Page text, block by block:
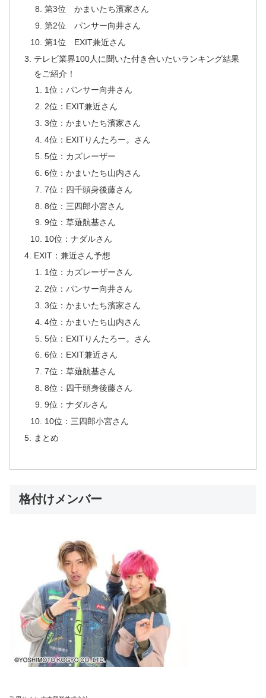
第3位 かまいたち濱家さん
第2位 パンサー向井さん
第1位 EXIT兼近さん
テレビ業界100人に聞いた付き合いたいランキング結果
をご紹介！
1位：パンサー向井さん
2位：EXIT兼近さん
3位：かまいたち濱家さん
4位：EXITりんたろー。さん
5位：カズレーザー
6位：かまいたち山内さん
7位：四千頭身後藤さん
8位：三四郎小宮さん
9位：草薙航基さん
10位：ナダルさん
EXIT：兼近さん予想
1位：カズレーザーさん
2位：パンサー向井さん
3位：かまいたち濱家さん
4位：かまいたち山内さん
5位：EXITりんたろー。さん
6位：EXIT兼近さん
7位：草薙航基さん
8位：四千頭身後藤さん
9位：ナダルさん
10位：三四郎小宮さん
まとめ
格付けメンバー